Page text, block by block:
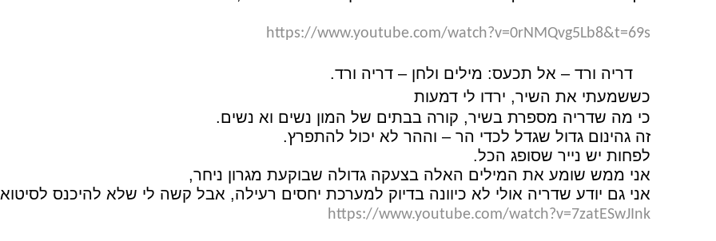
https://www.youtube.com/watch?v=0rNMQvg5Lb8&t=69s
דריה ורד – אל תכעס: מילים ולחן – דריה ורד.
כששמעתי את השיר, ירדו לי דמעות
כי מה שדריה מספרת בשיר, קורה בבתים של המון נשים וא נשים.
זה גהינום גדול שגדל לכדי הר – וההר לא יכול להתפרץ.
לפחות יש נייר שסופג הכל.
אני ממש שומע את המילים האלה בצעקה גדולה שבוקעת מגרון ניחר,
אני גם יודע שדריה אולי לא כיוונה בדיוק למערכת יחסים רעילה, אבל קשה לי שלא להיכנס
https://www.youtube.com/watch?v=7zatESwJInk